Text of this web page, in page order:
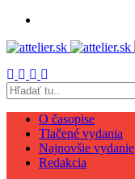
O časopise
Tlačené vydania
Najnovšie vydanie
Redakcia